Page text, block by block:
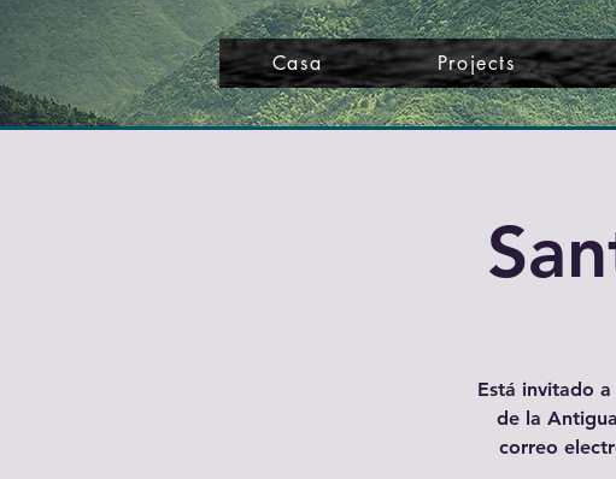
Casa Projects
Está invitado
de la
correo